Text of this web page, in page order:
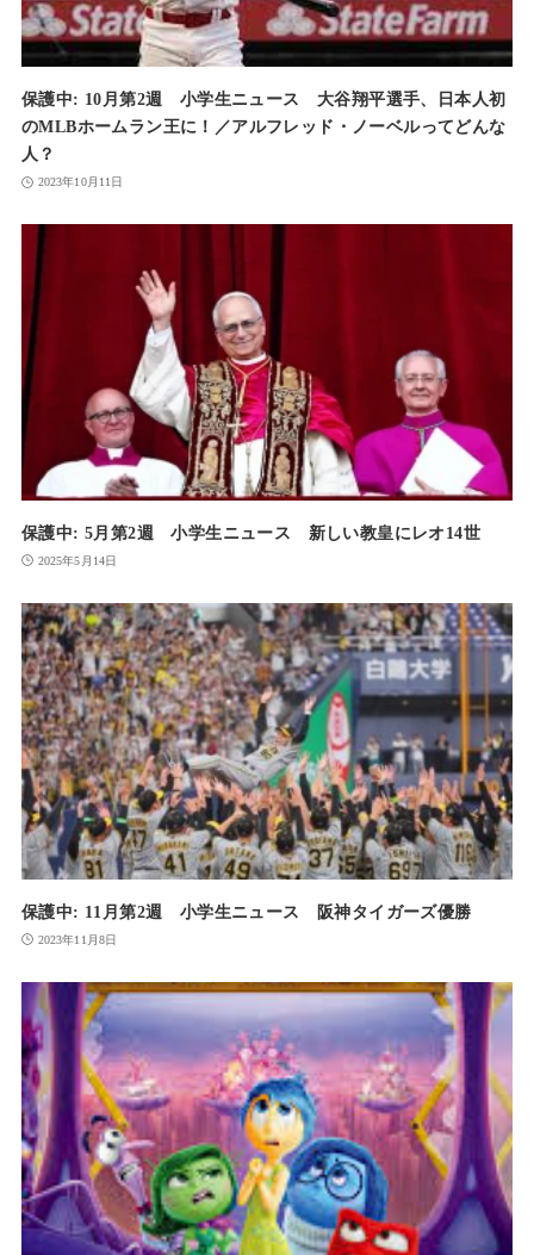
保護中: 10月第2週 小学生ニュース 大谷翔平選手、日本人初
のMLBホームラン王に！／アルフレッド・ノーベルってどんな
人？
2023年10月11日
保護中: 5月第2週 小学生ニュース 新しい教皇にレオ14世
2025年5月14日
保護中: 11月第2週 小学生ニュース 阪神タイガーズ優勝
2023年11月8日